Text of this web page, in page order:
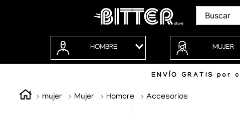
Buscar
HOMBRE MUJER
ENVÍO GRATIS
mujer Mujer Hombre Accesorios